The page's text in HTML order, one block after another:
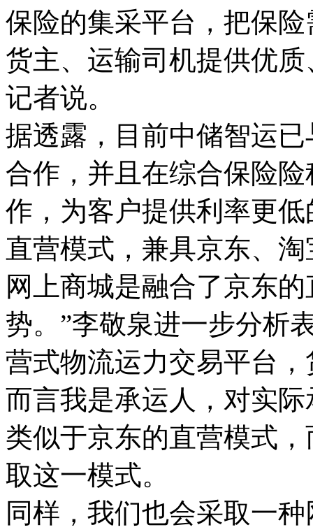
保险的集采平台，把保
货主、运输司机提供优
记者说。
据透露，目前中储智运
合作，并且在综合保险
作，为客户提供利率更
直营模式，兼具京东、
网上商城是融合了京东
势。”李敬泉进一步分析
营式物流运力交易平台
而言我是承运人，对实
类似于京东的直营模式
取这一模式。
同样，我们也会采取一